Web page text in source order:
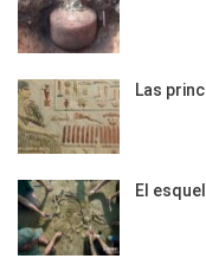
Las
El